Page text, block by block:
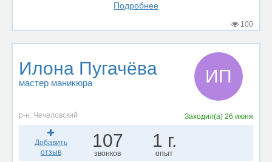
Подробнее
100
Илона Пугачёва
мастер маникюра ИП
р-н. Чечеловский Заходил(а) 26 июня
Добавить
отзыв
107
звонков
1 г.
опыт